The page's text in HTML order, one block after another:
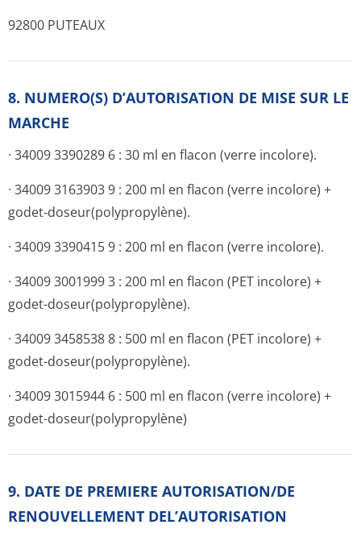
92800 PUTEAUX
8. NUMERO(S) D’AUTORISATION DE MISE SUR LE
MARCHE
· 34009 3390289 6 : 30 ml en flacon (verre incolore).
· 34009 3163903 9 : 200 ml en flacon (verre incolore) +
godet-doseur(polypro­pylène).
· 34009 3390415 9 : 200 ml en flacon (verre incolore).
· 34009 3001999 3 : 200 ml en flacon (PET incolore) +
godet-doseur(polypro­pylène).
· 34009 3458538 8 : 500 ml en flacon (PET incolore) +
godet-doseur(polypro­pylène).
· 34009 3015944 6 : 500 ml en flacon (verre incolore) +
godet-doseur(polypro­pylène)
9. DATE DE PREMIERE AUTORISATION/DE
RENOUVELLEMENT DEL’AUTORISATION